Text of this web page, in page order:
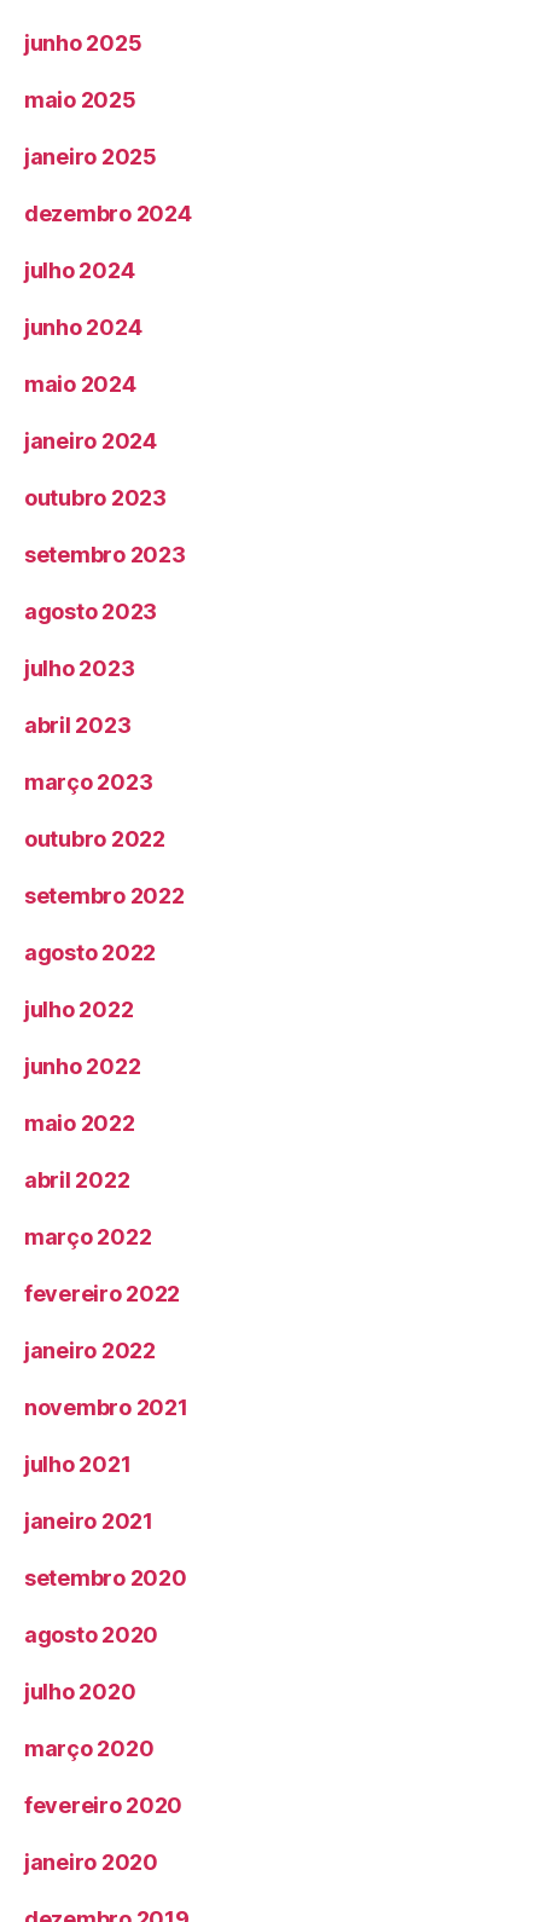
junho 2025
maio 2025
janeiro 2025
dezembro 2024
julho 2024
junho 2024
maio 2024
janeiro 2024
outubro 2023
setembro 2023
agosto 2023
julho 2023
abril 2023
março 2023
outubro 2022
setembro 2022
agosto 2022
julho 2022
junho 2022
maio 2022
abril 2022
março 2022
fevereiro 2022
janeiro 2022
novembro 2021
julho 2021
janeiro 2021
setembro 2020
agosto 2020
julho 2020
março 2020
fevereiro 2020
janeiro 2020